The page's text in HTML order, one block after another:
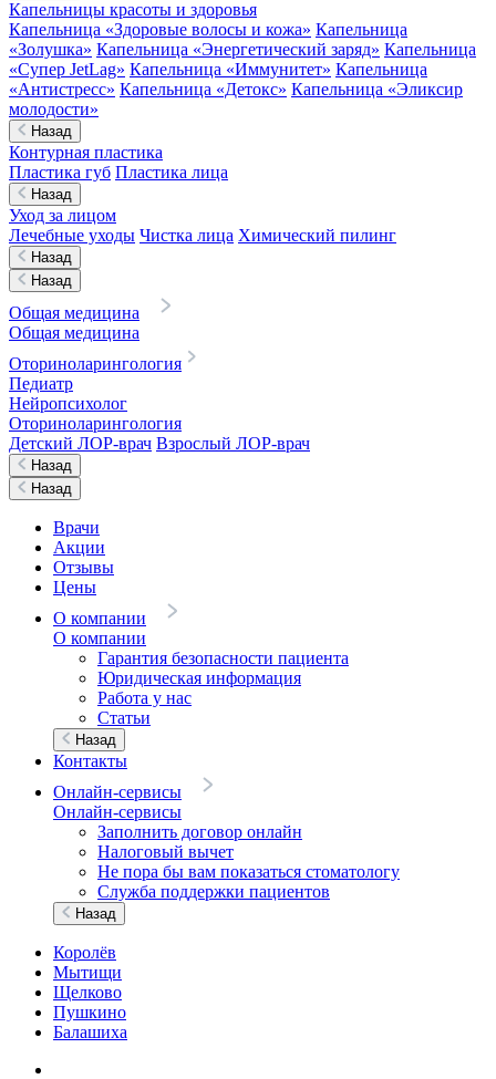
Капельницы красоты и здоровья
Капельница «Здоровые волосы и кожа» Капельница
«Золушка» Капельница «Энергетический заряд» Капельница
«Супер JetLag» Капельница «Иммунитет» Капельница
«Антистресс» Капельница «Детокс» Капельница «Эликсир
молодости»
Назад
Контурная пластика
Пластика губ Пластика лица
Назад
Уход за лицом
Лечебные уходы Чистка лица Химический пилинг
Назад
Назад
Общая медицина
Общая медицина
Оториноларингология
Педиатр
Нейропсихолог
Оториноларингология
Детский ЛОР-врач Взрослый ЛОР-врач
Назад
Назад
Врачи
Акции
Отзывы
Цены
О компании
О компании
Гарантия безопасности пациента
Юридическая информация
Работа у нас
Статьи
Назад
Контакты
Онлайн-сервисы
Онлайн-сервисы
Заполнить договор онлайн
Налоговый вычет
Не пора бы вам показаться стоматологу
Служба поддержки пациентов
Назад
Королёв
Мытищи
Щелково
Пушкино
Балашиха